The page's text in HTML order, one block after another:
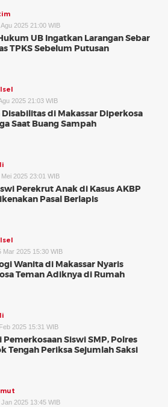
2025 21:00 WIB
UB Ingatkan Larangan Sebar
TPKS Sebelum Putusan
2025 21:03 WIB
di Makassar Diperkosa
Saat Buang Sampah
2025 23:01 WIB
Perekrut Anak di Kasus AKBP
Pasal Berlapis
Mar 2025 15:30 WIB
Wanita di Makassar Nyaris
Teman Adiknya di Rumah
2025 15:31 WIB
Siswi SMP, Polres
Tengah Periksa Sejumlah Saksi
2025 13:45 WIB